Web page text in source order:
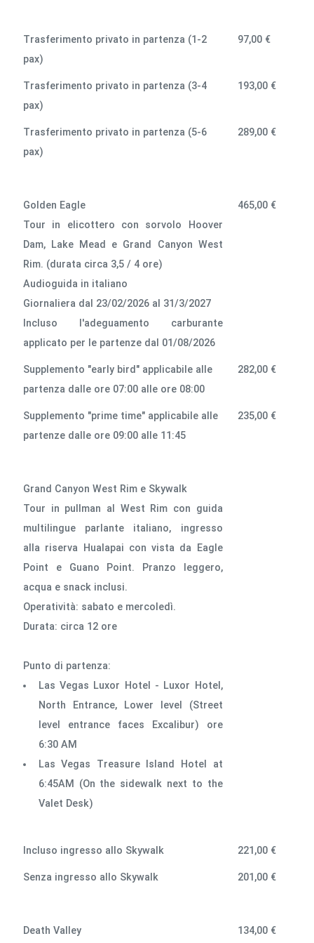
Trasferimento privato in partenza (1-2
pax)
97,00 €
Trasferimento privato in partenza (3-4
pax)
193,00 €
Trasferimento privato in partenza (5-6
pax)
289,00 €
Golden Eagle
Tour in elicottero con sorvolo Hoover
Dam, Lake Mead e Grand Canyon West
Rim. (durata circa 3,5 / 4 ore)
Audioguida in italiano
Giornaliera dal 23/02/2026 al 31/3/2027
lncluso l'adeguamento carburante
applicato per le partenze dal 01/08/2026
465,00 €
Supplemento "early bird" applicabile alle
partenza dalle ore 07:00 alle ore 08:00
282,00 €
Supplemento "prime time" applicabile alle
partenze dalle ore 09:00 alle 11:45
235,00 €
Grand Canyon West Rim e Skywalk
Tour in pullman al West Rim con guida
multilingue parlante italiano, ingresso
alla riserva Hualapai con vista da Eagle
Point e Guano Point. Pranzo leggero,
acqua e snack inclusi.
Operatività: sabato e mercoledì.
Durata: circa 12 ore
Punto di partenza:
Las Vegas Luxor Hotel - Luxor Hotel,
North Entrance, Lower level (Street
level entrance faces Excalibur) ore
6:30 AM
Las Vegas Treasure Island Hotel at
6:45AM (On the sidewalk next to the
Valet Desk)
Incluso ingresso allo Skywalk 221,00 €
Senza ingresso allo Skywalk 201,00 €
Death Valley
134,00 €